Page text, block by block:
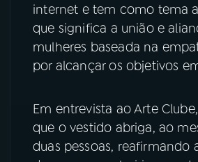
Instagram
internet e tem como tema a
que significa a união e
mulheres baseada na
por alcançar os objetivos
Em entrevista ao Arte
que o vestido abriga, ao
duas pessoas, reafirmando